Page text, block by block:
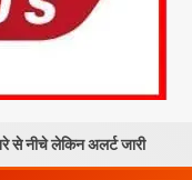
जारी